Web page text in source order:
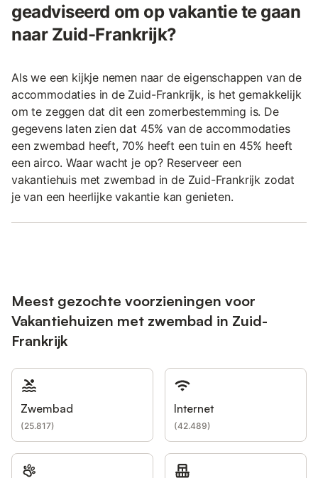
geadviseerd om op vakantie te gaan
naar Zuid-Frankrijk?
Als we een kijkje nemen naar de eigenschappen van de
accommodaties in de Zuid-Frankrijk, is het gemakkelijk
om te zeggen dat dit een zomerbestemming is. De
gegevens laten zien dat 45% van de accommodaties
een zwembad heeft, 70% heeft een tuin en 45% heeft
een airco. Waar wacht je op? Reserveer een
vakantiehuis met zwembad in de Zuid-Frankrijk zodat
je van een heerlijke vakantie kan genieten.
Meest gezochte voorzieningen voor
Vakantiehuizen met zwembad in Zuid-
Frankrijk
Zwembad
(25.817)
Internet
(42.489)